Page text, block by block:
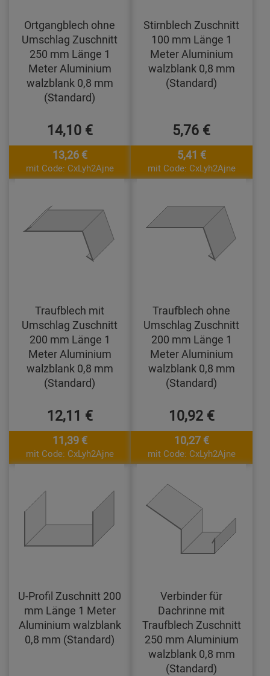
Ortgangblech ohne
Umschlag Zuschnitt
250 mm Länge 1
Meter Aluminium
walzblank 0,8 mm
(Standard)
14,10 €
13,26 €
mit Code: CxLyh2Ajne
Stirnblech Zuschnitt
100 mm Länge 1
Meter Aluminium
walzblank 0,8 mm
(Standard)
5,76 €
5,41 €
mit Code: CxLyh2Ajne
Traufblech mit
Umschlag Zuschnitt
200 mm Länge 1
Meter Aluminium
walzblank 0,8 mm
(Standard)
12,11 €
11,39 €
mit Code: CxLyh2Ajne
Traufblech ohne
Umschlag Zuschnitt
200 mm Länge 1
Meter Aluminium
walzblank 0,8 mm
(Standard)
10,92 €
10,27 €
mit Code: CxLyh2Ajne
U-Profil Zuschnitt 200
mm Länge 1 Meter
Aluminium walzblank
0,8 mm (Standard)
Verbinder für
Dachrinne mit
Traufblech Zuschnitt
250 mm Aluminium
walzblank 0,8 mm
(Standard)